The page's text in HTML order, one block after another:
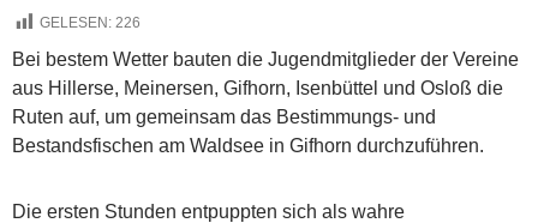
GELESEN: 226
Bei bestem Wetter bauten die Jugendmitglieder der Vereine
aus Hillerse, Meinersen, Gifhorn, Isenbüttel und Osloß die
Ruten auf, um gemeinsam das Bestimmungs- und
Bestandsfischen am Waldsee in Gifhorn durchzuführen.
Die ersten Stunden entpuppten sich als wahre